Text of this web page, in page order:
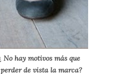
No hay motivos más que
de vista la marca?